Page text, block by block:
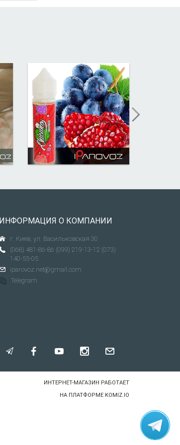
ИНФОРМАЦИЯ О КОМПАНИИ
г. Киев, ул. Васильковская 30
(068) 481-86-86 (099) 219-13-12 (073)
140-55-05
iparovoz.net@gmail.com
Telegram
ИНТЕРНЕТ-МАГАЗИН РАБОТАЕТ
НА ПЛАТФОРМЕ KOMIZ.IO